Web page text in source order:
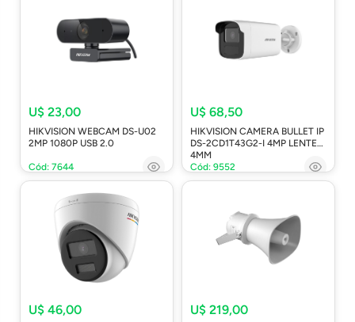
U$ 23,00
HIKVISION WEBCAM DS-U02
2MP 1080P USB 2.0
Cód: 7644
U$ 68,50
HIKVISION CAMERA BULLET IP
DS-2CD1T43G2-I 4MP LENTE
4MM
Cód: 9552
U$ 46,00 U$ 219,00